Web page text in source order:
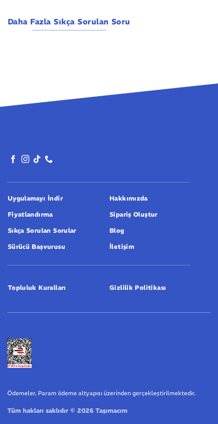
Daha Fazla Sıkça Sorulan Soru
Uygulamayı İndir Hakkımızda
Fiyatlandırma Sipariş Oluştur
Sıkça Sorulan Sorular Blog
Sürücü Başvurusu İletişim
Topluluk Kuralları Gizlilik Politikası
Ödemeler, Param ödeme altyapısı üzerinden gerçekleştirilmektedir.
Tüm hakları saklıdır © 2026 Taşımacım